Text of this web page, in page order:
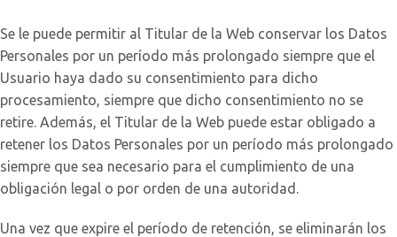
Se le puede permitir al Titular de la Web conservar los Datos
Personales por un período más prolongado siempre que el
Usuario haya dado su consentimiento para dicho
procesamiento, siempre que dicho consentimiento no se
retire. Además, el Titular de la Web puede estar obligado a
retener los Datos Personales por un período más prolongado
siempre que sea necesario para el cumplimiento de una
obligación legal o por orden de una autoridad.
Una vez que expire el período de retención, se eliminarán los